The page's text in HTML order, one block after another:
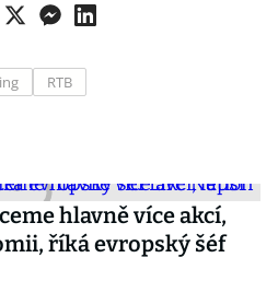
RTB
hlavně více akcí,
říká evropský šéf